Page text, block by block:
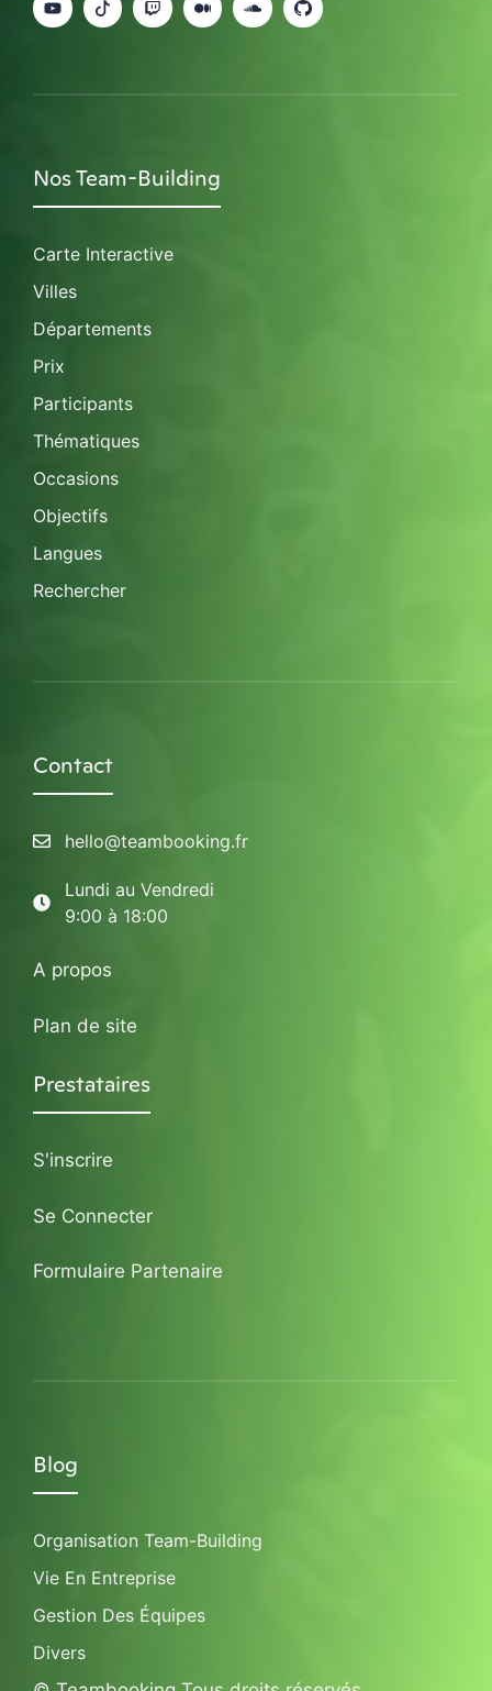
Nos Team-Building
Carte Interactive
Villes
Départements
Prix
Participants
Thématiques
Occasions
Objectifs
Langues
Rechercher
Contact
hello@teambooking.fr
Lundi au Vendredi
9:00 à 18:00
A propos
Plan de site
Prestataires
S'inscrire
Se Connecter
Formulaire Partenaire
Blog
Organisation Team-Building
Vie En Entreprise
Gestion Des Équipes
Divers